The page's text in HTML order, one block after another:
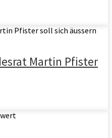
Martin Pfister